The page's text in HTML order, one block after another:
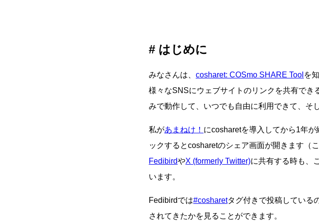
はじめに
みなさんは、 cosharet: COSmo SHARE Tool を
様々なSNSにウェブサイトのリンクを共有で
みで動作して、いつでも自由に利用できて、そ
私があまねけ！ にcosharetを導入してから1年
ックするとcosharetのシェア画面が開きます（
FedibirdやX (formerly Twitter)に共有する時も、
います。
Fedibirdでは#cosharetタグ付きで投稿している
されてきたかを見ることができます。